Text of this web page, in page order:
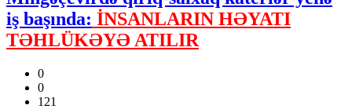
iş başında: İNSANLARIN HƏYATI
TƏHLÜKƏYƏ ATILIR
0
0
121